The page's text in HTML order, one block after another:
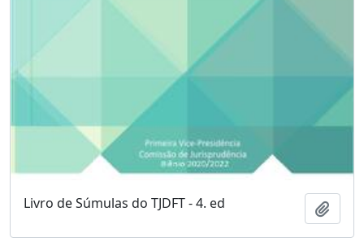
Livro de Súmulas do TJDFT - 4. ed